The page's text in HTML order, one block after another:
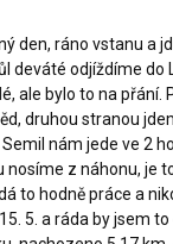
den, ráno vstanu a
deváté odjíždíme
ale bylo to na přání.
druhou stranou
nám jede ve 2
nosíme z náhonu, je
to hodně práce a
5. a ráda by jsem